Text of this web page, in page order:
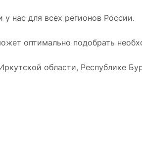
нас для всех регионов России.
оптимально подобрать
области, Республике